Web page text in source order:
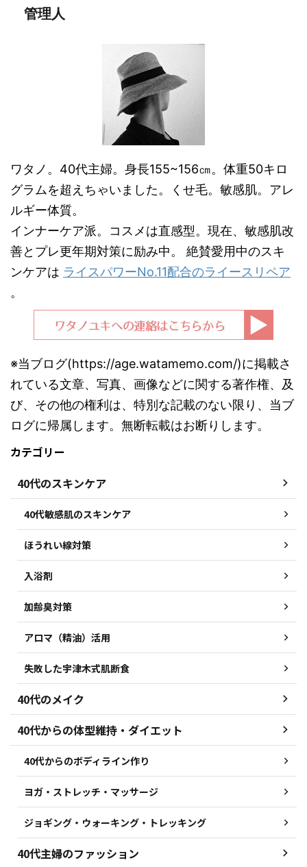
管理人
ワタノ。40代主婦。身長155~156㎝。体重50キロ
グラムを超えちゃいました。くせ毛。敏感肌。アレ
ルギー体質。
インナーケア派。コスメは直感型。現在、敏感肌改
善とプレ更年期対策に励み中。 絶賛愛用中のスキ
ンケアは ライスパワーNo.11配合のライースリペア
。
※当ブログ(https://age.watamemo.com/)に掲載さ
れている文章、写真、画像などに関する著作権、及
び、その他の権利は、特別な記載のない限り、当ブ
ログに帰属します。無断転載はお断りします。
カテゴリー
40代のスキンケア
40代敏感肌のスキンケア
ほうれい線対策
入浴剤
加齢臭対策
アロマ（精油）活用
失敗した宇津木式肌断食
40代のメイク
40代からの体型維持・ダイエット
40代からのボディライン作り
ヨガ・ストレッチ・マッサージ
ジョギング・ウォーキング・トレッキング
40代主婦のファッション